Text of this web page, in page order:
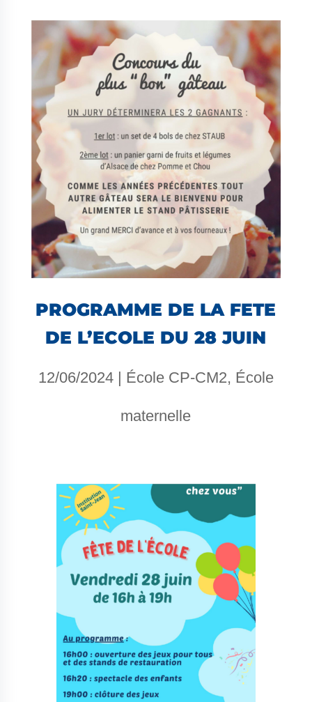
PROGRAMME DE LA FETE
DE L’ECOLE DU 28 JUIN
12/06/2024| École CP-CM2, École
maternelle